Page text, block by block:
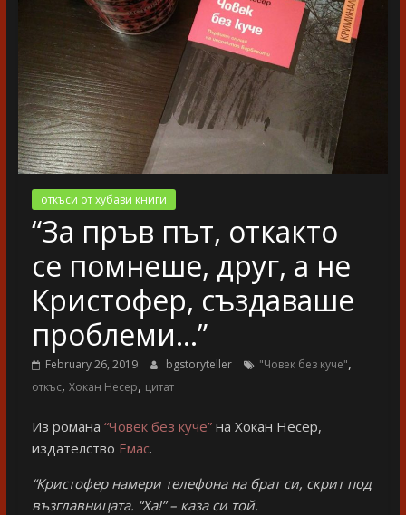
откъси от хубави книги
“За пръв път, откакто
се помнеше, друг, а не
Кристофер, създаваше
проблеми…”
February 26, 2019 bgstoryteller "Човек без куче",
откъс, Хокан Несер, цитат
Из романа “Човек без куче”на Хокан Несер,
издателство Емас.
“Кристофер намери телефона на брат си, скрит под
възглавницата. “Ха!” – каза си той.